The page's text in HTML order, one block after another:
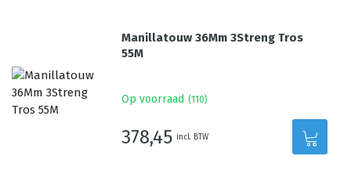
Manillatouw 36Mm 3Streng Tros
55M
Op voorraad (110)
378,45 incl. BTW